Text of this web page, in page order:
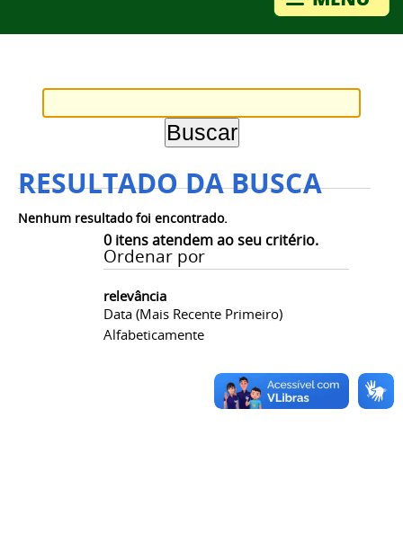
RESULTADO DA BUSCA
0itens atendem ao seu critério.
Ordenar por
relevância
Data (mais Recente Primeiro)
Alfabeticamente
Nenhum resultado foi encontrado.